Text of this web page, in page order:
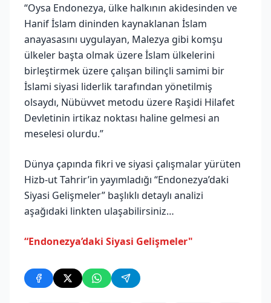
“Oysa Endonezya, ülke halkının akidesinden ve
Hanif İslam dininden kaynaklanan İslam
anayasasını uygulayan, Malezya gibi komşu
ülkeler başta olmak üzere İslam ülkelerini
birleştirmek üzere çalışan bilinçli samimi bir
İslami siyasi liderlik tarafından yönetilmiş
olsaydı, Nübüvvet metodu üzere Raşidi Hilafet
Devletinin irtikaz noktası haline gelmesi an
meselesi olurdu.”
Dünya çapında fikri ve siyasi çalışmalar yürüten
Hizb-ut Tahrir’in yayımladığı “Endonezya’daki
Siyasi Gelişmeler” başlıklı detaylı analizi
aşağıdaki linkten ulaşabilirsiniz…
“Endonezya’daki Siyasi Gelişmeler"